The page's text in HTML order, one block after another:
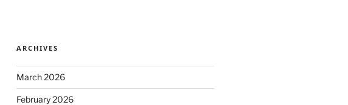
ARCHIVES
March 2026
February 2026